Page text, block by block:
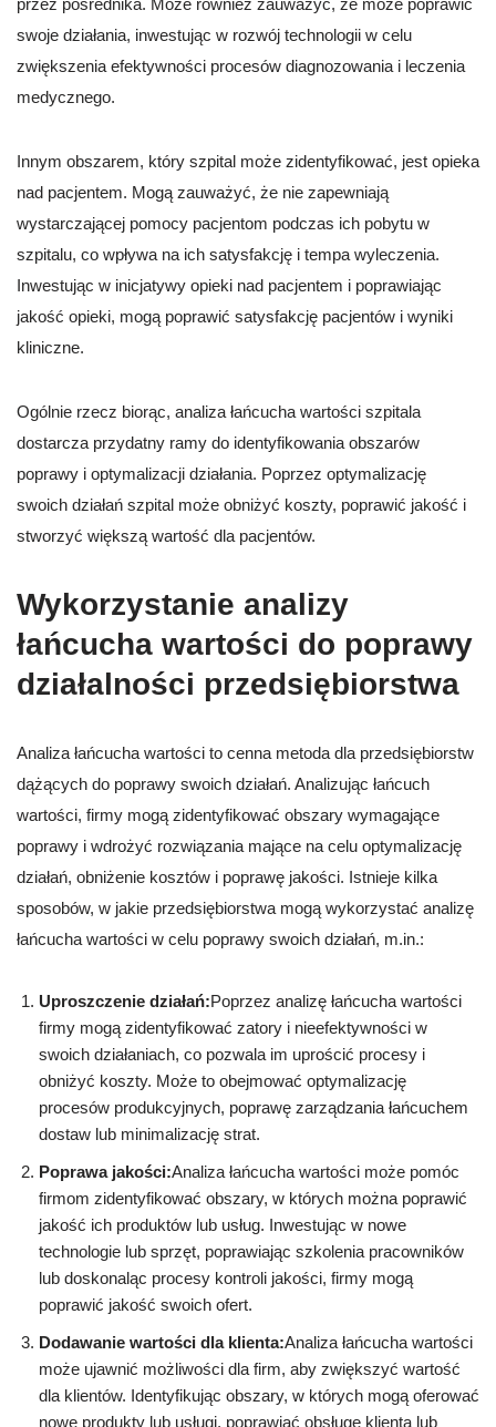
przez pośrednika. Może również zauważyć, że może poprawić
swoje działania, inwestując w rozwój technologii w celu
zwiększenia efektywności procesów diagnozowania i leczenia
medycznego.
Innym obszarem, który szpital może zidentyfikować, jest opieka
nad pacjentem. Mogą zauważyć, że nie zapewniają
wystarczającej pomocy pacjentom podczas ich pobytu w
szpitalu, co wpływa na ich satysfakcję i tempa wyleczenia.
Inwestując w inicjatywy opieki nad pacjentem i poprawiając
jakość opieki, mogą poprawić satysfakcję pacjentów i wyniki
kliniczne.
Ogólnie rzecz biorąc, analiza łańcucha wartości szpitala
dostarcza przydatny ramy do identyfikowania obszarów
poprawy i optymalizacji działania. Poprzez optymalizację
swoich działań szpital może obniżyć koszty, poprawić jakość i
stworzyć większą wartość dla pacjentów.
Wykorzystanie analizy
łańcucha wartości do poprawy
działalności przedsiębiorstwa
Analiza łańcucha wartości to cenna metoda dla przedsiębiorstw
dążących do poprawy swoich działań. Analizując łańcuch
wartości, firmy mogą zidentyfikować obszary wymagające
poprawy i wdrożyć rozwiązania mające na celu optymalizację
działań, obniżenie kosztów i poprawę jakości. Istnieje kilka
sposobów, w jakie przedsiębiorstwa mogą wykorzystać analizę
łańcucha wartości w celu poprawy swoich działań, m.in.:
Uproszczenie działań:Poprzez analizę łańcucha wartości
firmy mogą zidentyfikować zatory i nieefektywności w
swoich działaniach, co pozwala im uprościć procesy i
obniżyć koszty. Może to obejmować optymalizację
procesów produkcyjnych, poprawę zarządzania łańcuchem
dostaw lub minimalizację strat.
Poprawa jakości:Analiza łańcucha wartości może pomóc
firmom zidentyfikować obszary, w których można poprawić
jakość ich produktów lub usług. Inwestując w nowe
technologie lub sprzęt, poprawiając szkolenia pracowników
lub doskonaląc procesy kontroli jakości, firmy mogą
poprawić jakość swoich ofert.
Dodawanie wartości dla klienta:Analiza łańcucha wartości
może ujawnić możliwości dla firm, aby zwiększyć wartość
dla klientów. Identyfikując obszary, w których mogą oferować
nowe produkty lub usługi, poprawiać obsługę klienta lub